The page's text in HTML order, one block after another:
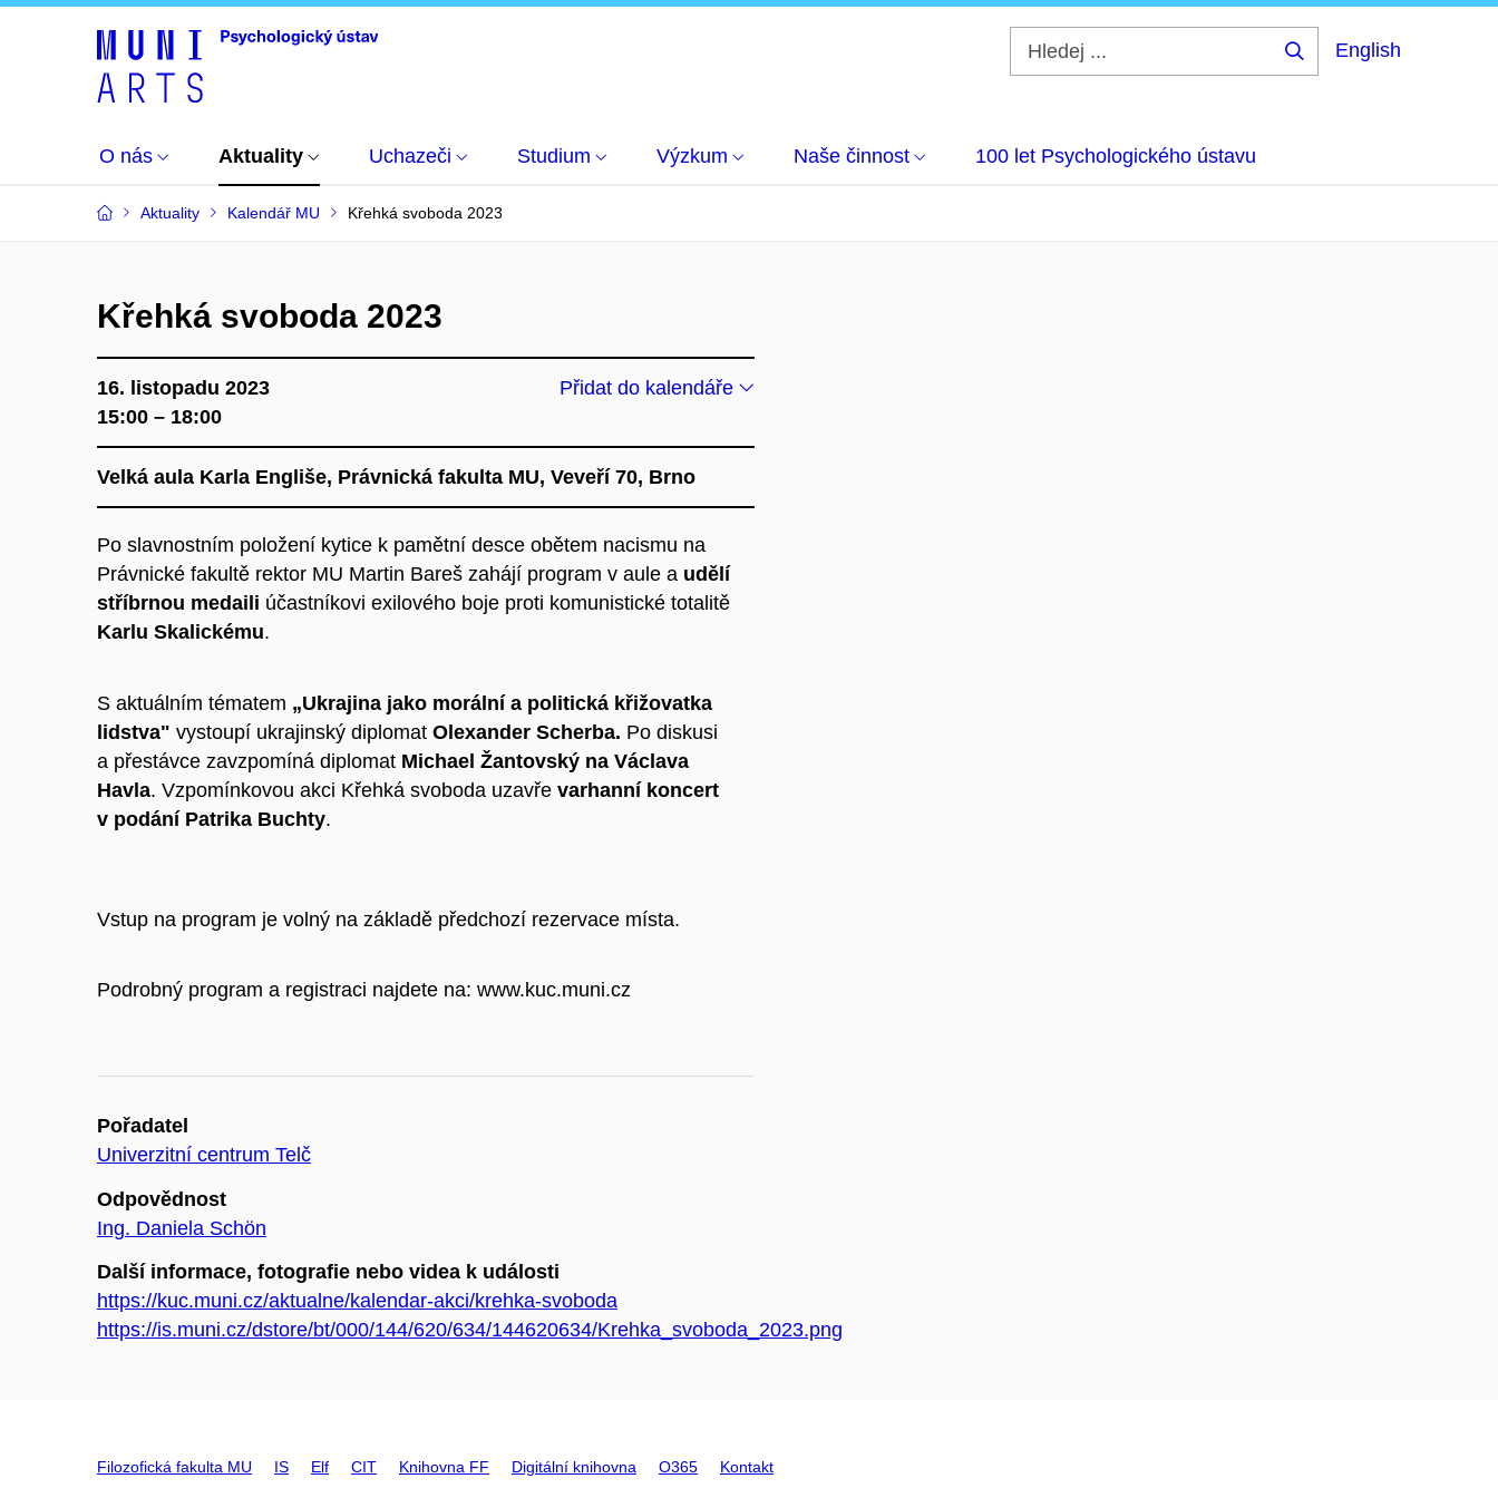
English
O nás Aktuality Uchazeči Studium Výzkum Naše činnost 100 let Psychologického ústavu
Aktuality Kalendář MU Křehká svoboda 2023
Křehká svoboda 2023
16. listopadu 2023
15:00 – 18:00
Přidat do kalendáře
Velká aula Karla Engliše, Právnická fakulta MU, Veveří 70, Brno
Po slavnostním položení kytice k pamětní desce obětem nacismu na
Právnické fakultě rektor MU Martin Bareš zahájí program v aule a udělí
stříbrnou medaili účastníkovi exilového boje proti komunistické totalitě
Karlu Skalickému.
S aktuálním tématem „Ukrajina jako morální a politická křižovatka
lidstva" vystoupí ukrajinský diplomat Olexander Scherba. Po diskusi
a přestávce zavzpomíná diplomat Michael Žantovský na Václava
Havla. Vzpomínkovou akci Křehká svoboda uzavře varhanní koncert
v podání Patrika Buchty.
Vstup na program je volný na základě předchozí rezervace místa.
Podrobný program a registraci najdete na: www.kuc.muni.cz
Pořadatel
Univerzitní centrum Telč
Odpovědnost
Ing. Daniela Schön
Další informace, fotografie nebo videa k události
https://kuc.muni.cz/aktualne/kalendar-akci/krehka-svoboda
https://is.muni.cz/dstore/bt/000/144/620/634/144620634/Krehka_svoboda_2023.png
Filozofická fakulta MU IS Elf CIT Knihovna FF Digitální knihovna O365 Kontakt